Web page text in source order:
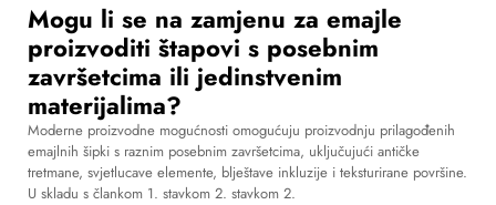
Mogu li se na zamjenu za emajle
proizvoditi štapovi s posebnim
završetcima ili jedinstvenim
materijalima?
Moderne proizvodne mogućnosti omogućuju proizvodnju prilagođenih
emajlnih šipki s raznim posebnim završetcima, uključujući antičke
tretmane, svjetlucave elemente, blještave inkluzije i teksturirane površine.
U skladu s člankom 1. stavkom 2. stavkom 2.